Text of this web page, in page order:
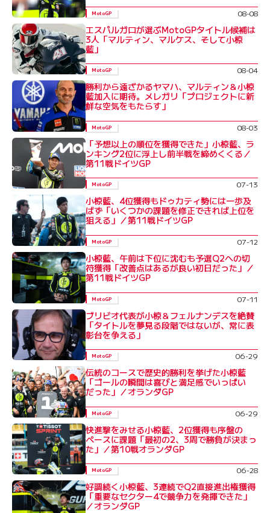
MotoGP 08-08
エスパルガロが選ぶMotoGPタイトル候補は
3人「マルティン、マルケス、そして小椋
藍」
MotoGP 08-04
勝利から遠ざかるヤマハ、マルティン＆小椋
藍加入に期待。メレガリ「プロジェクトに新
鮮な空気をもたらす」
MotoGP 08-03
「予想以上の順位を獲得できた」小椋藍、ラ
ンキング2位に浮上し前半戦を締めくくる／
第11戦ドイツGP
MotoGP 07-13
小椋藍、4位獲得もドゥカティ勢には一歩及
ばず「いくつかの課題を修正できれば上位を
狙える」／第11戦ドイツGP
MotoGP 07-12
小椋藍、午前は下位に沈むも予選Q2への切
符獲得「改善点はあるが良い初日だった」／
第11戦ドイツGP
MotoGP 07-11
ブリビオ代表が小椋＆フェルナンデスを絶賛
「タイトルを夢見る段階ではないが、常に表
彰台を争える」
MotoGP 06-29
伝統のコースで歴史的勝利を挙げた小椋藍
「ゴールの瞬間は喜びと満足感でいっぱい
だった」／オランダGP
MotoGP 06-29
快進撃をみせる小椋藍、2位獲得も序盤の
ペースに課題「最初の2、3周で勝負が決まっ
た」／第10戦オランダGP
MotoGP 06-28
好調続く小椋藍、3連続でQ2直接進出権獲得
「重要なセクター4で競争力を発揮できた」
／オランダGP